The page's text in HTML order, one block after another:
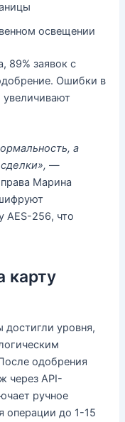
освещении
89% заявок с
Ошибки в
а
—
Марина
AES-256, что
карту
уровня,
одобрения
через API-
ручное
операции до 1-15